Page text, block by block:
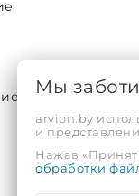
Мы
arvion.by
и
Нажав
обработки